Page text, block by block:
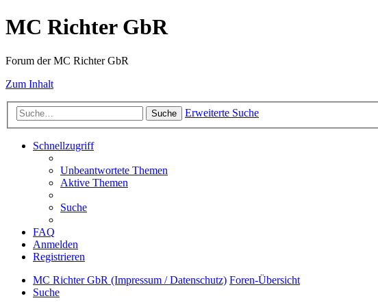
MC Richter GbR
Forum der MC Richter GbR
Zum Inhalt
Suche Erweiterte Suche
Schnellzugriff
Unbeantwortete Themen
Aktive Themen
Suche
FAQ
Anmelden
Registrieren
MC Richter GbR (Impressum / Datenschutz) Foren-Übersicht
Suche